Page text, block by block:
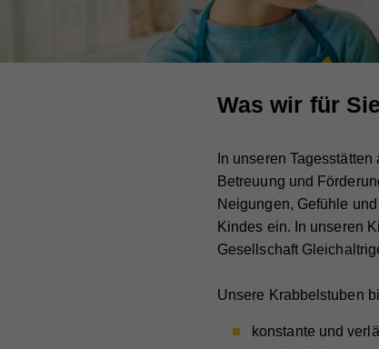
Was wir für
In unseren
Betreuung und
Neigungen, Gefühle
Kindes ein. In unseren
Gesellschaft
Unsere Krabbelstuben
konstante und